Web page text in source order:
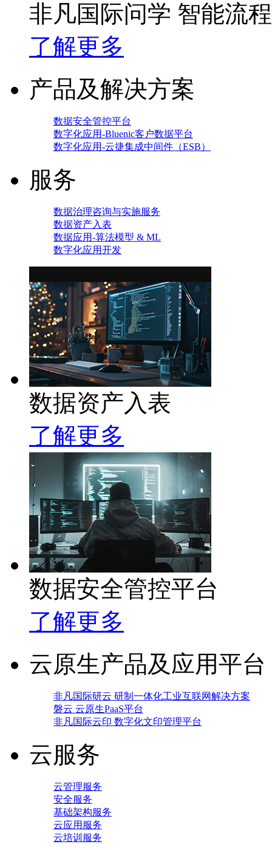
非凡国际问学 智能流
了解更多
产品及解决方案
数据安全管控平台
数字化应用-Bluenic客户数据平台
数字化应用-云捷集成中间件（ESB）
服务
数据治理咨询与实施服务
数据资产入表
数据应用-算法模型 & ML
数字化应用开发
数据资产入表
了解更多
数据安全管控平台
了解更多
云原生产品及应用平台
非凡国际研云 研制一体化工业互联网解决方案
磐云 云原生PaaS平台
非凡国际云印 数字化文印管理平台
云服务
云管理服务
安全服务
基础架构服务
云应用服务
云培训服务